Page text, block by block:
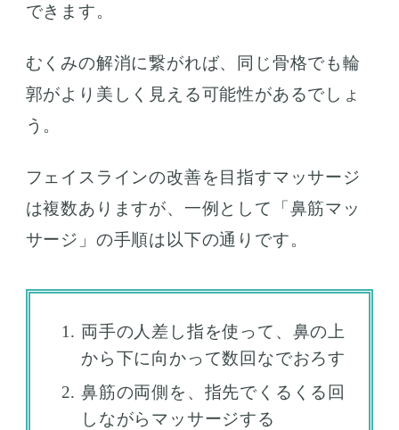
できます。
むくみの解消に繋がれば、同じ骨格でも輪
郭がより美しく見える可能性があるでしょ
う。
フェイスラインの改善を目指すマッサージ
は複数ありますが、一例として「鼻筋マッ
サージ」の手順は以下の通りです。
両手の人差し指を使って、鼻の上
から下に向かって数回なでおろす
鼻筋の両側を、指先でくるくる回
しながらマッサージする